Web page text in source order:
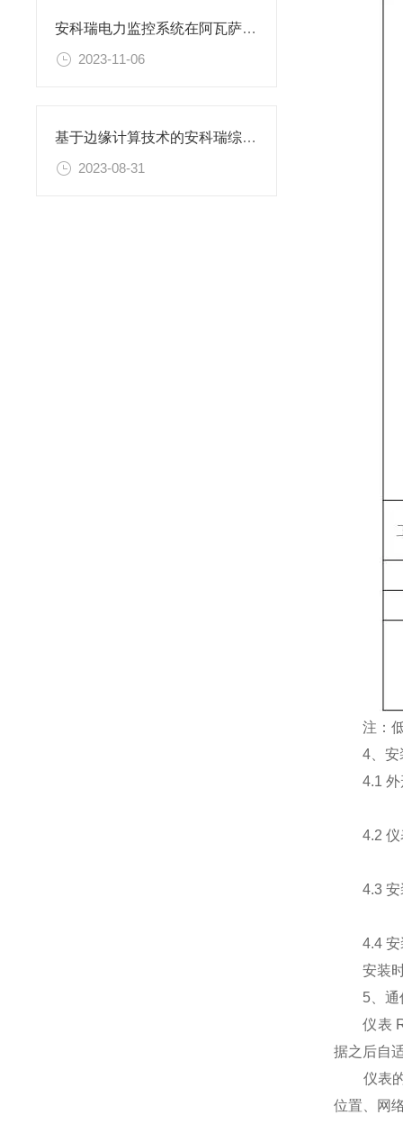
安科瑞电力监控系统在阿瓦萨工业园区建设采购项目的应用
2023-11-06
基于边缘计算技术的安科瑞综合管廊能效管理平台
2023-08-31
注：低
4、安
4.1 外
4.2 仪
4.3 安
4.4 安
安装时
5、通
仪表
据之后自
仪表的
位置、网